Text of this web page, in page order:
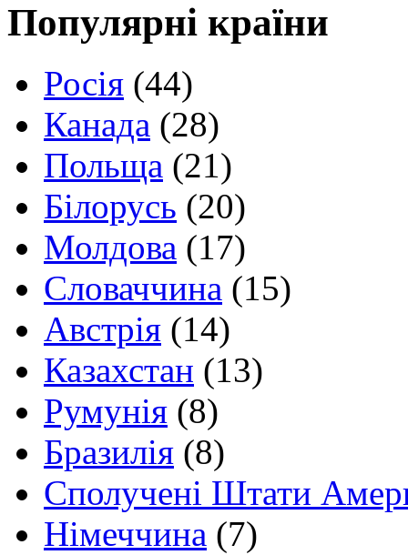
Популярні країни
Росія (44)
Канада (28)
Польща (21)
Білорусь (20)
Молдова (17)
Словаччина (15)
Австрія (14)
Казахстан (13)
Румунія (8)
Бразилія (8)
Сполучені Штати
Німеччина (7)